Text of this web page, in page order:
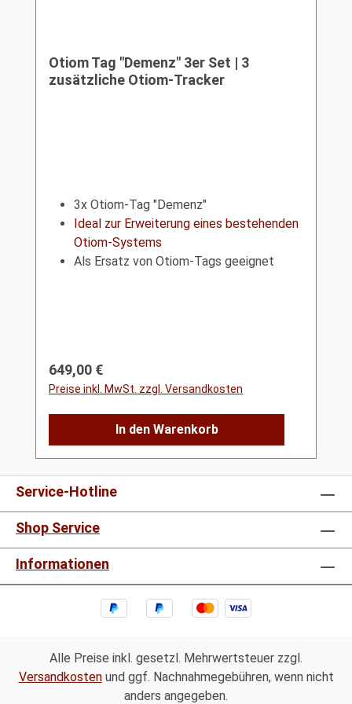
Otiom Tag "Demenz" 3er Set | 3
zusätzliche Otiom-Tracker
3x Otiom-Tag "Demenz"
Ideal zur Erweiterung eines bestehenden
Otiom-Systems
Als Ersatz von Otiom-Tags geeignet
Regulärer Preis:
649,00 €
Preise inkl. MwSt. zzgl. Versandkosten
In den Warenkorb
Service-Hotline
Shop Service
Informationen
Alle Preise inkl. gesetzl. Mehrwertsteuer zzgl.
Versandkostenund ggf. Nachnahmegebühren, wenn nicht
anders angegeben.